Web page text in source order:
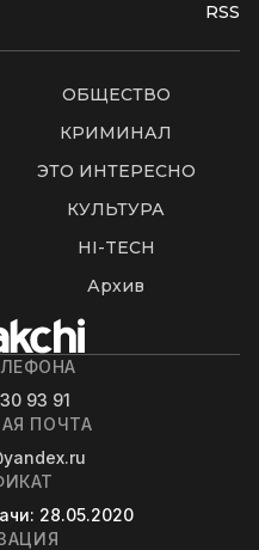
RSS
ОБЩЕСТВО
КРИМИНАЛ
ЭТО ИНТЕРЕСНО
КУЛЬТУРА
HI-TECH
Архив
93 91
ПОЧТА
: 28.05.2020